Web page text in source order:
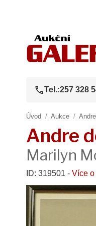
callTel.:257 328
Úvod / Aukce /
Andre
Marilyn
ID: 319501 - Více o